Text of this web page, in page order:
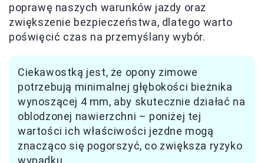
poprawę naszych warunków jazdy oraz
zwiększenie bezpieczeństwa, dlatego warto
poświęcić czas na przemyślany wybór.
Ciekawostką jest, że opony zimowe
potrzebują minimalnej głębokości bieżnika
wynoszącej 4 mm, aby skutecznie działać na
oblodzonej nawierzchni – poniżej tej
wartości ich właściwości jezdne mogą
znacząco się pogorszyć, co zwiększa ryzyko
wypadku.